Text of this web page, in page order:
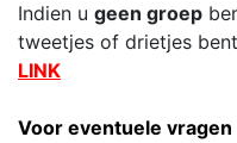
Indien u geen groep
tweetjes of drietjes
LINK
Voor eventuele